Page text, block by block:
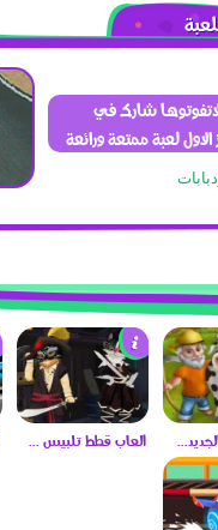
لاتفوتوها شارك في
لعبة ممتعة ورائعة
لعبة المزرعة الجديدة 2017 العاب قطط تلبيس 2017